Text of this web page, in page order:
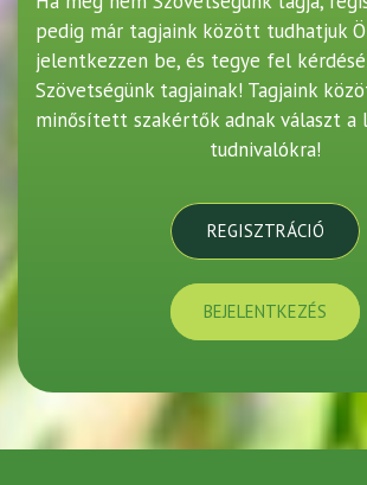
pedig már tagjaink között tudhatjuk
jelentkezzen be, és tegye fel
Szövetségünk tagjainak! Tagjaink
minősített szakértők adnak választ a
tudnivalókra!
REGISZTRÁCIÓ
BEJELENTKEZÉS